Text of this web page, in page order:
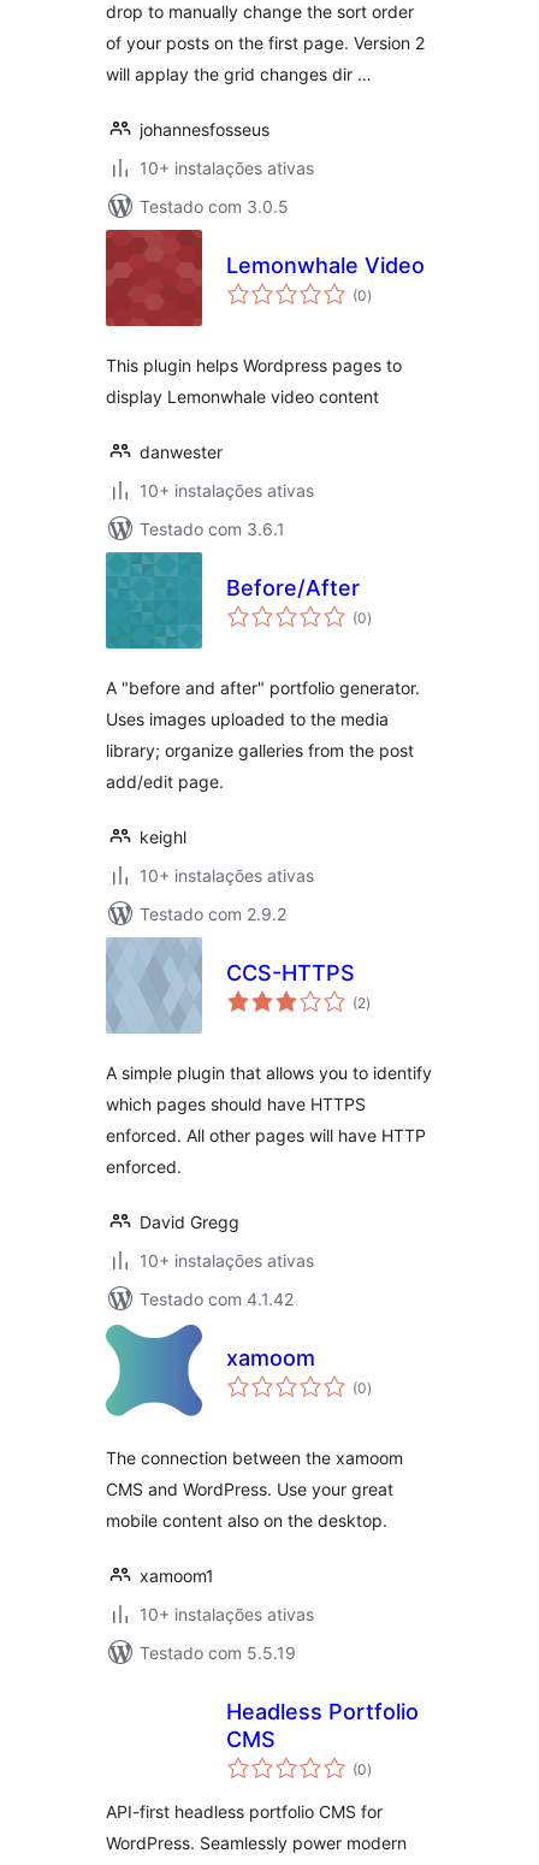
drop to manually change the sort order
of your posts on the first page. Version 2
will applay the grid changes dir …
johannesfosseus
10+ instalações ativas
Testado com 3.0.5
Lemonwhale Video
(0avaliações
totais
)
This plugin helps Wordpress pages to
display Lemonwhale video content
danwester
10+ instalações ativas
Testado com 3.6.1
Before/After
(0avaliações
totais
)
A "before and after" portfolio generator.
Uses images uploaded to the media
library; organize galleries from the post
add/edit page.
keighl
10+ instalações ativas
Testado com 2.9.2
CCS-HTTPS
(2avaliações
totais
)
A simple plugin that allows you to identify
which pages should have HTTPS
enforced. All other pages will have HTTP
enforced.
David Gregg
10+ instalações ativas
Testado com 4.1.42
xamoom
(0avaliações
totais
)
The connection between the xamoom
CMS and WordPress. Use your great
mobile content also on the desktop.
xamoom1
10+ instalações ativas
Testado com 5.5.19
Headless Portfolio
CMS
(0avaliações
totais
)
API-first headless portfolio CMS for
WordPress. Seamlessly power modern